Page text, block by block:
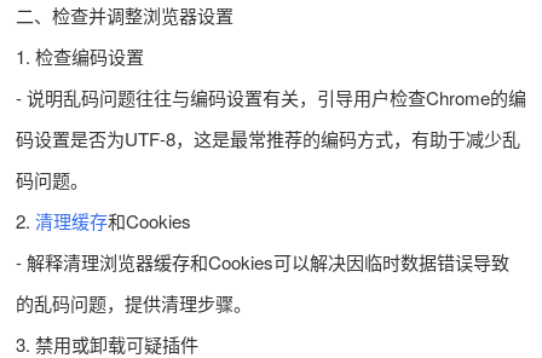
二、检查并调整浏览器设置
1. 检查编码设置
- 说明乱码问题往往与编码设置有关，引导用户检查Chrome的编
码设置是否为UTF-8，这是最常推荐的编码方式，有助于减少乱
码问题。
2. 清理缓存和Cookies
- 解释清理浏览器缓存和Cookies可以解决因临时数据错误导致
的乱码问题，提供清理步骤。
3. 禁用或卸载可疑插件